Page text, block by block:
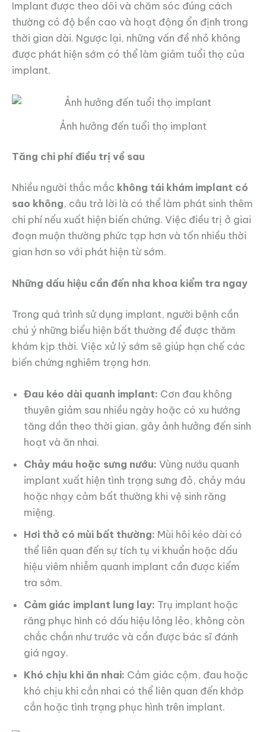
Implant được theo dõi và chăm sóc đúng cách
thường có độ bền cao và hoạt động ổn định trong
thời gian dài. Ngược lại, những vấn đề nhỏ không
được phát hiện sớm có thể làm giảm tuổi thọ của
implant.
Ảnh hưởng đến tuổi thọ implant
Tăng chi phí điều trị về sau
Nhiều người thắc mắc không tái khám implant có
sao không, câu trả lời là có thể làm phát sinh thêm
chi phí nếu xuất hiện biến chứng. Việc điều trị ở giai
đoạn muộn thường phức tạp hơn và tốn nhiều thời
gian hơn so với phát hiện từ sớm.
Những dấu hiệu cần đến nha khoa kiểm tra ngay
Trong quá trình sử dụng implant, người bệnh cần
chú ý những biểu hiện bất thường để được thăm
khám kịp thời. Việc xử lý sớm sẽ giúp hạn chế các
biến chứng nghiêm trọng hơn.
Đau kéo dài quanh implant: Cơn đau không
thuyên giảm sau nhiều ngày hoặc có xu hướng
tăng dần theo thời gian, gây ảnh hưởng đến sinh
hoạt và ăn nhai.
Chảy máu hoặc sưng nướu: Vùng nướu quanh
implant xuất hiện tình trạng sưng đỏ, chảy máu
hoặc nhạy cảm bất thường khi vệ sinh răng
miệng.
Hơi thở có mùi bất thường: Mùi hôi kéo dài có
thể liên quan đến sự tích tụ vi khuẩn hoặc dấu
hiệu viêm nhiễm quanh implant cần được kiểm
tra sớm.
Cảm giác implant lung lay: Trụ implant hoặc
răng phục hình có dấu hiệu lỏng lẻo, không còn
chắc chắn như trước và cần được bác sĩ đánh
giá ngay.
Khó chịu khi ăn nhai: Cảm giác cộm, đau hoặc
khó chịu khi cắn nhai có thể liên quan đến khớp
cắn hoặc tình trạng phục hình trên implant.